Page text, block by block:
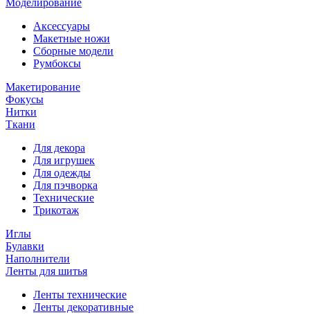
Моделирование
Аксессуары
Макетные ножи
Сборные модели
Румбоксы
Макетирование
Фокусы
Нитки
Ткани
Для декора
Для игрушек
Для одежды
Для пэчворка
Технические
Трикотаж
Иглы
Булавки
Наполнители
Ленты для шитья
Ленты технические
Ленты декоративные